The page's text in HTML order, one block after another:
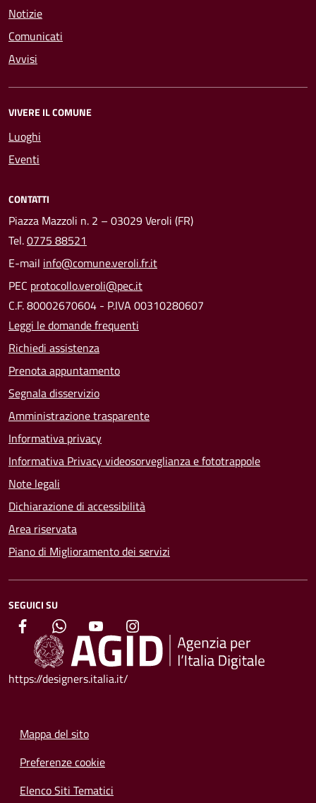
Notizie
Comunicati
Avvisi
VIVERE IL COMUNE
Luoghi
Eventi
CONTATTI
Piazza Mazzoli n. 2 – 03029 Veroli (FR)
Tel.0775 88521
E-mail info@comune.veroli.fr.it
PEC protocollo.veroli@pec.it
C.F. 80002670604 - P.IVA 00310280607
Leggi le domande frequenti
Richiedi assistenza
Prenota appuntamento
Segnala disservizio
Amministrazione trasparente
Informativa privacy
Informativa Privacy videosorveglianza e fototrappole
Note legali
Dichiarazione di accessibilità
Area riservata
Piano di Miglioramento dei servizi
SEGUICI SU
https://designers.italia.it/
Mappa del sito
Preferenze cookie
Elenco Siti Tematici